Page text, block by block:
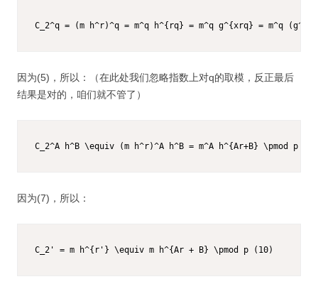
C_2^q = (m h^r)^q = m^q h^{rq} = m^q g^{xrq} = m^q
因为(5)，所以：（在此处我们忽略指数上对q的取模，反正最后
结果是对的，咱们就不管了）
C_2^A h^B \equiv (m h^r)^A h^B = m^A h^{Ar+B} \pmod p (9)
因为(7)，所以：
C_2' = m h^{r'} \equiv m h^{Ar + B} \pmod p (10)